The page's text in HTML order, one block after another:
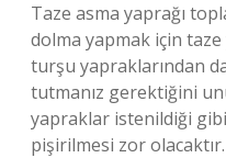
Taze asma yaprağı
dolma yapmak için
turşu yapraklarından
tutmanız gerektiğini
yapraklar istenildiği gibi
pişirilmesi zor olacaktır.